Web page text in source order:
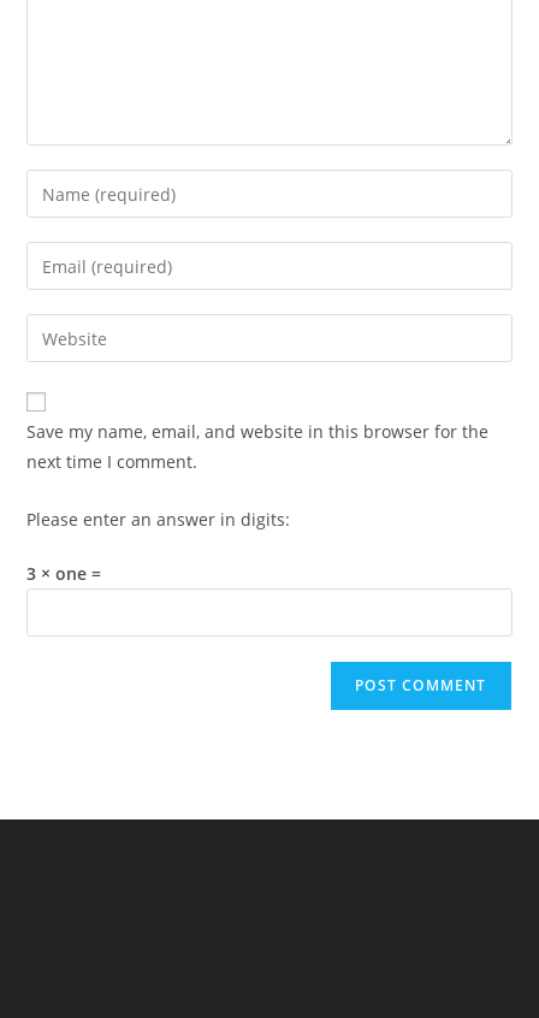
Enter
your
name
comment
Enter
your
email
address
comment
Enter
your
website
URL
(optional)
Save my name, email, and website in this browser for the
next time I comment.
Please enter an answer in digits:
3 × one =